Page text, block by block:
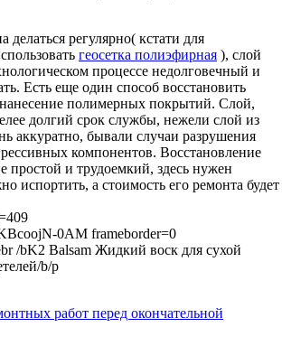
регулярно( кстати для
геосетка полиэфирная ), слой
процессе недолговечный и
Есть еще один способ восстановить
полимерных покрытий. Слой,
долгий срок службы, нежели слой из
аккуратно, бывали случаи разрушения
компонентов. Восстановление
простой и трудоемкий, здесь нужен
испортить, а стоимость его ремонта будет
0AM frameborder=0
/bK2 Balsam Жидкий воск для сухой
b/p
работ перед окончательной